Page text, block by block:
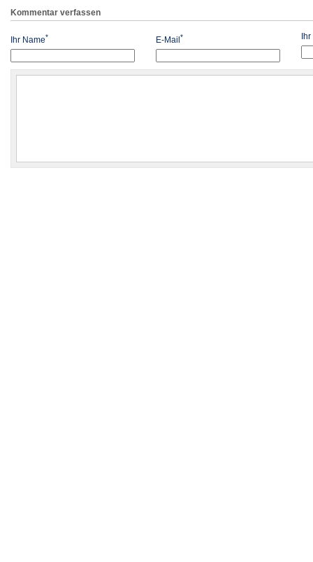
Kommentar verfassen
Ihr Name* E-Mail *